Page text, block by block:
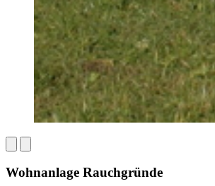
Wohnanlage Rauchgründe